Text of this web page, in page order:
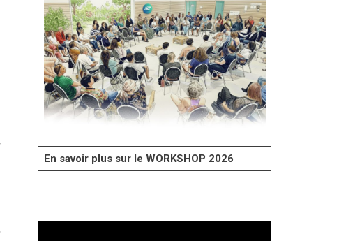
En savoir plus sur le WORKSHOP 2026